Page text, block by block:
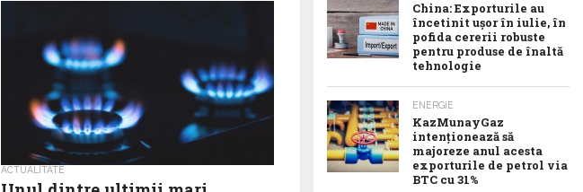
ACTUALITATE
China: Exporturile au
încetinit ușor în iulie, în
pofida cererii robuste
pentru produse de înaltă
tehnologie
ENERGIE
KazMunayGaz
intenționează să
majoreze anul acesta
exporturile de petrol via
BTC cu 31%